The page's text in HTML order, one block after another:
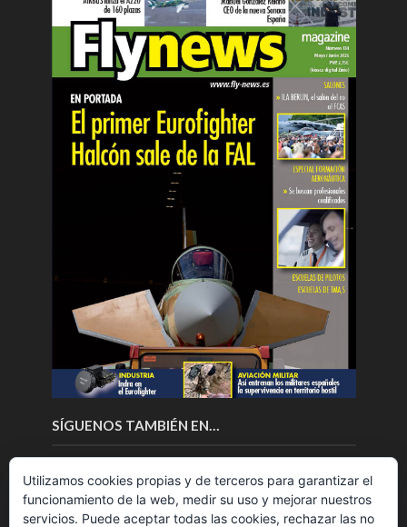
SÍGUENOS TAMBIÉN EN…
Utilizamos cookies propias y de terceros para garantizar el
funcionamiento de la web, medir su uso y mejorar nuestros
servicios. Puede aceptar todas las cookies, rechazar las no